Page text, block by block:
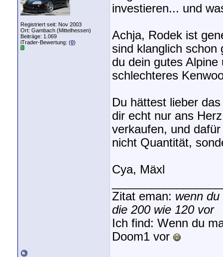
Registriert seit: Nov 2003
Ort: Gambach (Mittelhessen)
Beiträge: 1.069
iTrader-Bewertung: (0)
investieren... und
Achja, Rodek ist
sind klanglich
du dein gutes
schlechteres
Du hättest lieber
dir echt nur ans
verkaufen, und
nicht Quantität,
Cya, Mäxl
Zitat eman: wenn
die 200 wie 120 vor
Ich find: Wenn du
Doom1 vor